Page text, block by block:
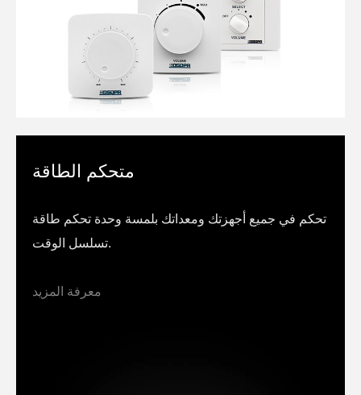
متحكم الطاقة
تحكم في جميع أجهزتك ومعداتك بلمسة وحدة تحكم طاقة
تسلسل الوقت.
معرفة المزيد